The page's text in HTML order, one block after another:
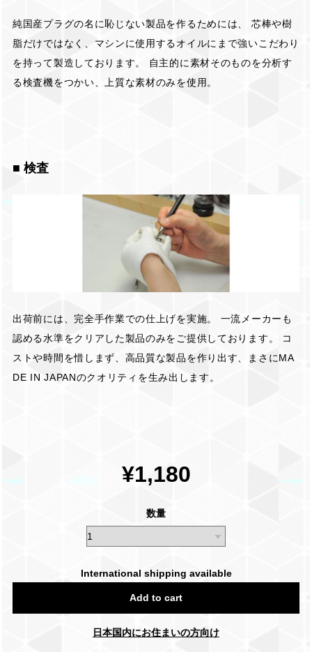
純国産プラグの名に恥じない製品を作るためには、 芯棒や樹
脂だけではなく、マシンに使用するオイルにまで強いこだわり
を持って製造しております。 自主的に素材そのものを分析す
る検査機をつかい、上質な素材のみを使用。
■ 検査
出荷前には、完全手作業での仕上げを実施。 一流メーカーも
認める水準をクリアした製品のみをご提供しております。 コ
ストや時間を惜しまず、高品質な製品を作り出す、まさにMA
DE IN JAPANのクオリティを生み出します。
¥1,180
数量
International shipping available
Add to cart
日本国内にお住まいの方向け